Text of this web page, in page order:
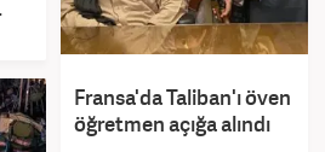
Fransa'da Taliban'ı öven
öğretmen açığa alındı